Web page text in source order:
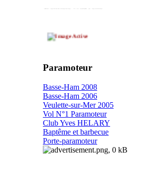
paramoteur
l'ULM idéal pour
la photo et la vidéo
aérienne
Paramoteur
Basse-Ham 2008
Basse-Ham 2006
Veulette-sur-Mer 2005
Vol N°1 Paramoteur
Club Yves HELARY
Baptême et barbecue
Porte-paramoteur